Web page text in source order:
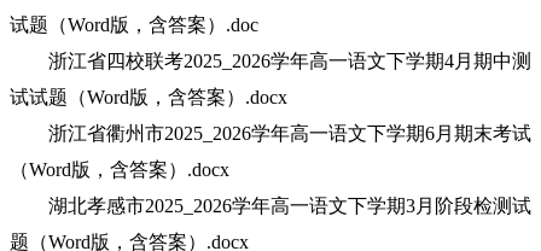
试题（Word版，含答案）.doc
浙江省四校联考2025_2026学年高一语文下学期4月期中测
试试题（Word版，含答案）.docx
浙江省衢州市2025_2026学年高一语文下学期6月期末考试
（Word版，含答案）.docx
湖北孝感市2025_2026学年高一语文下学期3月阶段检测试
题（Word版，含答案）.docx